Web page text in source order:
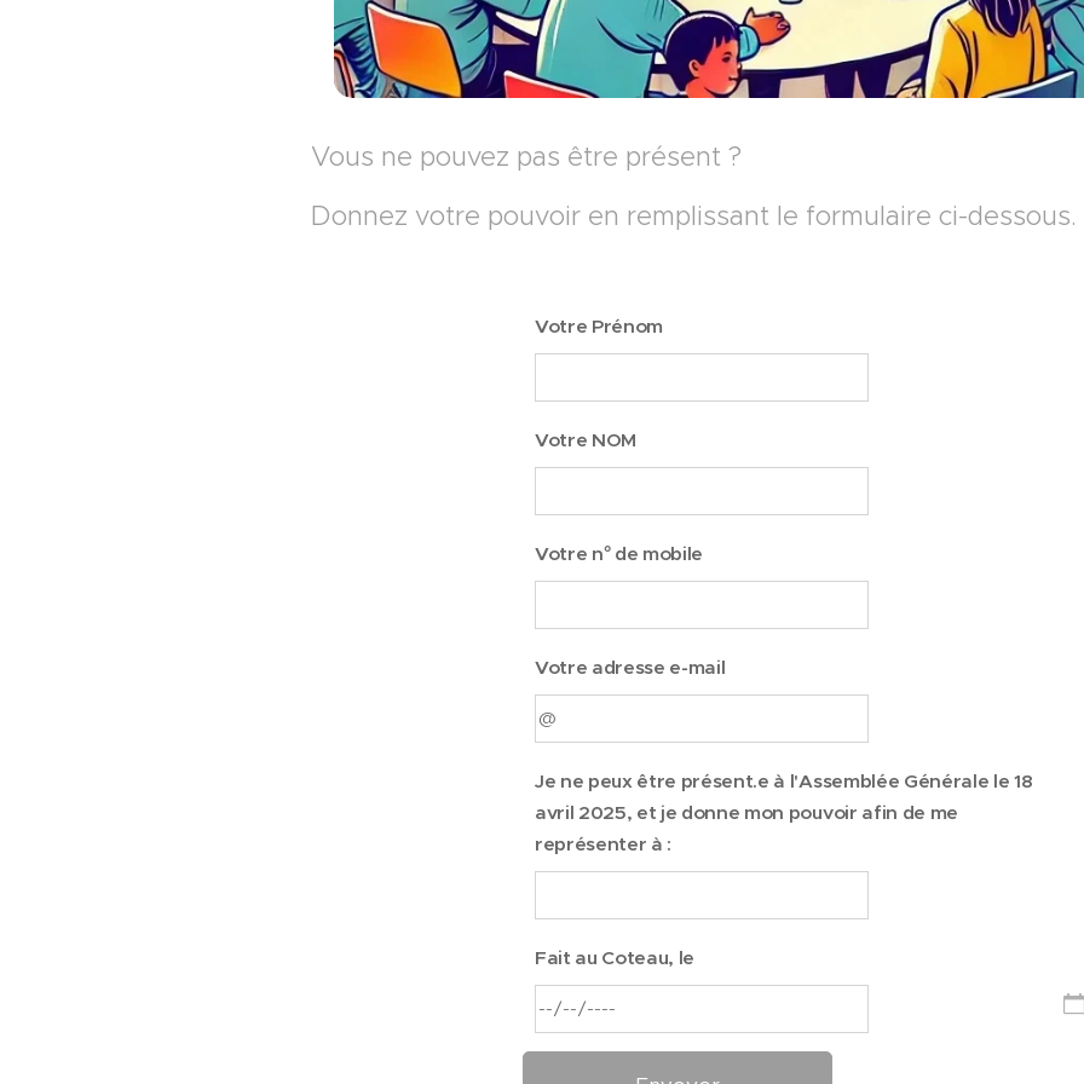
Vous ne pouvez pas être présent ? 😥
Donnez votre pouvoir en remplissant le formulaire ci-
Votre Prénom
Votre NOM
Votre n° de mobile
Votre adresse e-mail
Je ne peux être présent.e à l'Assemblée Générale le 18
avril 2025, et je donne mon pouvoir afin de me
représenter à :
Fait au Coteau, le